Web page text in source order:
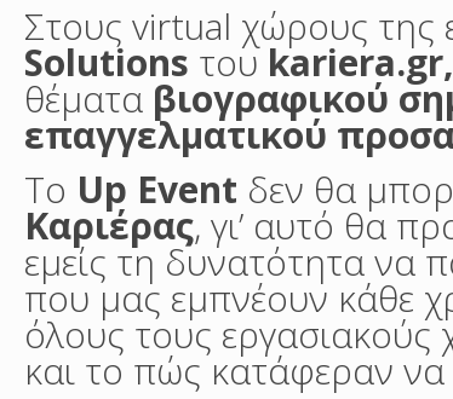
Στους virtual χώρους της
Solutions τουkariera.gr,
θέματα βιογραφικού
επαγγελματικού
Το Up Event δεν θα
Καριέρας, γι’ αυτό θα
εμείς τη δυνατότητα να
που μας εμπνέουν κάθε
όλους τους
και το πώς κατάφεραν